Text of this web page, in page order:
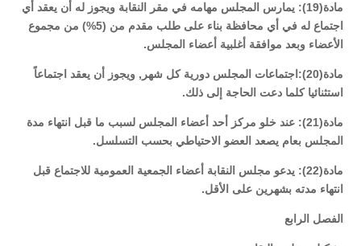
مادة(19): يمارس المجلس مهامه في مقر النقابة ويجوز له أن يعقد أي
اجتماع له في أي محافظة بناء على طلب مقدم من (5%) من مجموع
الأعضاء وبعد موافقة أغلبية أعضاء المجلس.
مادة(20):اجتماعات المجلس دورية كل شهر, ويجوز أن يعقد اجتماعاً
استثنائيا كلما دعت الحاجة إلى ذلك.
مادة(21): عند خلو مركز أحد أعضاء المجلس لسبب ما قبل انتهاء مدة
المجلس بعام يصعد العضو الاحتياطي بحسب التسلسل.
مادة(22): يدعو مجلس النقابة أعضاء الجمعية العمومية للاجتماع قبل
انتهاء مدته بشهرين على الأقل.
الفصل الرابع